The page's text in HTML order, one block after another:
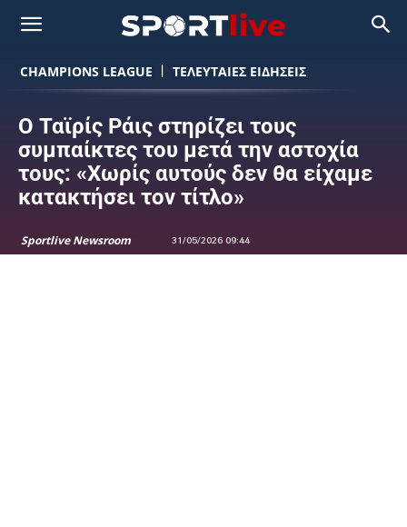
CHAMPIONS LEAGUE ΤΕΛΕΥΤΑΙΕΣ ΕΙΔΗΣΕΙΣ
Ο Ταϊρίς Ράις στηρίζει τους
συμπαίκτες του μετά την αστοχία
τους: «Χωρίς αυτούς δεν θα είχαμε
κατακτήσει τον τίτλο»
Sportlive Newsroom 31/05/2026 09:44